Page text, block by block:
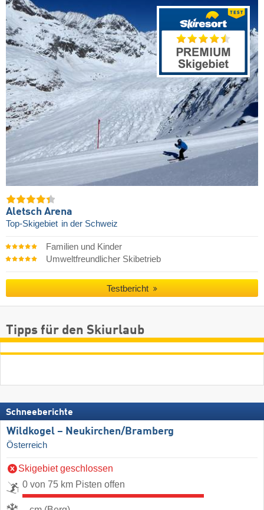
Aletsch Arena
Top-Skigebiet in der Schweiz
Familien und Kinder
Umweltfreundlicher Skibetrieb
Testbericht
Tipps für den Skiurlaub
Schneeberichte
Wildkogel – Neukirchen/​Bramberg
Österreich
Skigebiet geschlossen
0 von 75 km Pisten offen